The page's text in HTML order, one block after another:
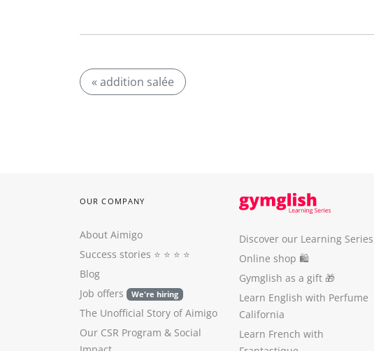
« addition salée
OUR COMPANY
About Aimigo
Success stories ⭐️ ⭐️ ⭐️ ⭐️
Blog
Job offers
We're hiring
The Unofficial Story of Aimigo
Our CSR Program & Social
Discover our Learning Series
Online shop 🛍
Gymglish as a gift 🎁
Learn English with Perfume
California
Learn French with